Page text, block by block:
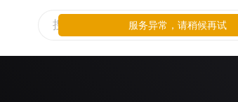
服务异常，请稍候再试